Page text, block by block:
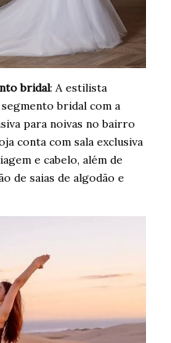
bridal: A estilista
bridal com a
para noivas no bairro
conta com sala exclusiva
e cabelo, além de
de saias de algodão e